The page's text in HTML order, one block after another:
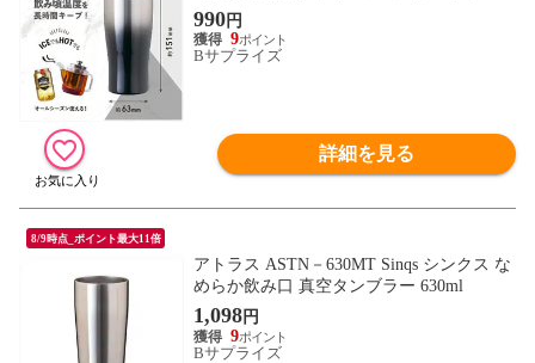
30ml ガンメタ
990円
9
Bサプライズ
詳細を見る
8/9時点_ポイント最大11倍
アトラス ASTN－630MT Sinqs シンクス な
めらか飲み口 真空タンブラー 630ml
1,098円
9
Bサプライズ